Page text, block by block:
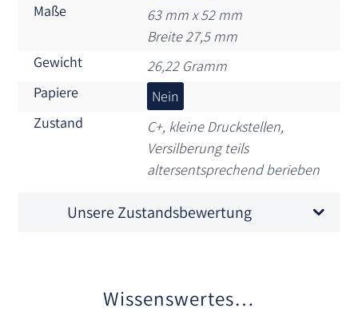
Maße
63 mm x 52 mm
Breite 27,5 mm
Gewicht
26,22 Gramm
Papiere
Nein
Zustand
C+, kleine Druckstellen,
Versilberung teils
altersentsprechend berieben
Unsere Zustandsbewertung
Wissenswertes…